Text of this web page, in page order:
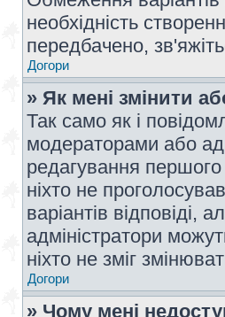
необхідність
передбачено,
Догори
» Як мені змінити
Так само як і
модераторами або
редагування
ніхто не
варіантів
адміністратори
ніхто не зміг
Догори
» Чому мені